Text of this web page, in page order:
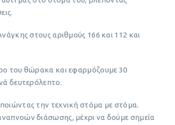
στους αριθμούς 166 και 112 και
του θώρακα και εφαρμόζουμε 30
δευτερόλεπτο.
την τεχνική στόμα με στόμα.
διάσωσης, μέχρι να δούμε σημεία